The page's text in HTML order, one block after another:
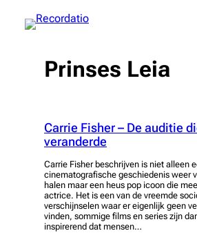
naar
Prinses Leia
Carrie Fisher – De auditie
veranderde
Carrie Fisher beschrijven is niet alleen
cinematografische geschiedenis weer
halen maar een heus pop icoon die
actrice. Het is een van de vreemde
verschijnselen waar er eigenlijk geen
vinden, sommige films en series zijn
inspirerend dat mensen…